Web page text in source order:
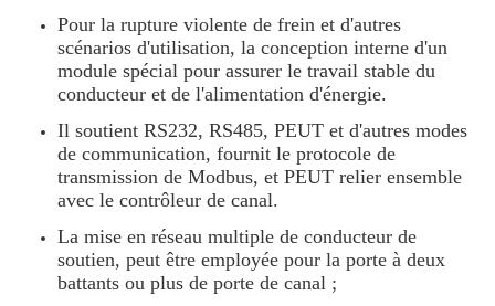
Pour la rupture violente de frein et d'autres
scénarios d'utilisation, la conception interne d'un
module spécial pour assurer le travail stable du
conducteur et de l'alimentation d'énergie.
Il soutient RS232, RS485, PEUT et d'autres modes
de communication, fournit le protocole de
transmission de Modbus, et PEUT relier ensemble
avec le contrôleur de canal.
La mise en réseau multiple de conducteur de
soutien, peut être employée pour la porte à deux
battants ou plus de porte de canal ;